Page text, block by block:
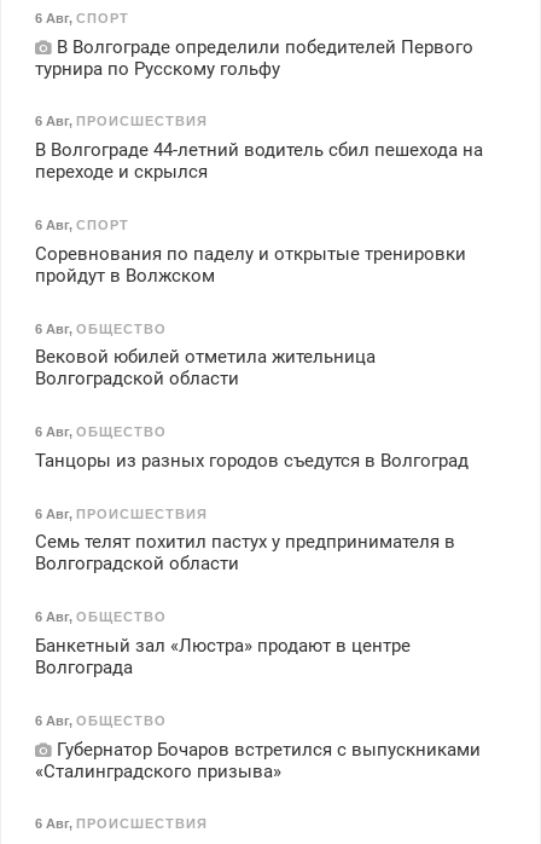
6 Авг, СПОРТ
В Волгограде определили победителей Первого
турнира по Русскому гольфу
6 Авг, ПРОИСШЕСТВИЯ
В Волгограде 44-летний водитель сбил пешехода на
переходе и скрылся
6 Авг, СПОРТ
Соревнования по паделу и открытые тренировки
пройдут в Волжском
6 Авг, ОБЩЕСТВО
Вековой юбилей отметила жительница
Волгоградской области
6 Авг, ОБЩЕСТВО
Танцоры из разных городов съедутся в Волгоград
6 Авг, ПРОИСШЕСТВИЯ
Семь телят похитил пастух у предпринимателя в
Волгоградской области
6 Авг, ОБЩЕСТВО
Банкетный зал «Люстра» продают в центре
Волгограда
6 Авг, ОБЩЕСТВО
Губернатор Бочаров встретился с выпускниками
«Сталинградского призыва»
6 Авг, ПРОИСШЕСТВИЯ